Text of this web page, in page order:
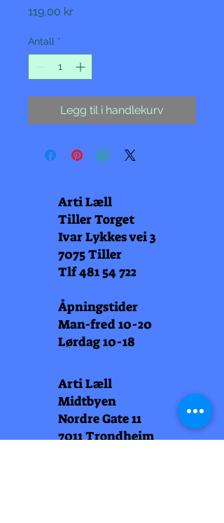
119,00 krPris
Antall *
Legg til i handlekurv
Arti Læll
Tiller Torget
Ivar Lykkes vei 3
7075 Tiller
Tlf481 54 722
Åpningstider
Man-fred 10-20
Lørdag 10-18
Arti Læll
Midtbyen
Nordre Gate 11
7011 Trondheim